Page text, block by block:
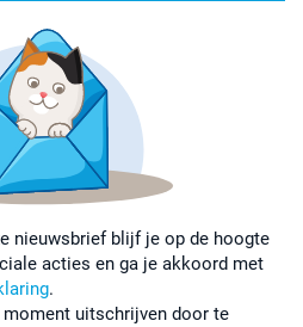
nieuwsbrief blijf je op de hoogte
acties en ga je akkoord met
.
uitschrijven door te